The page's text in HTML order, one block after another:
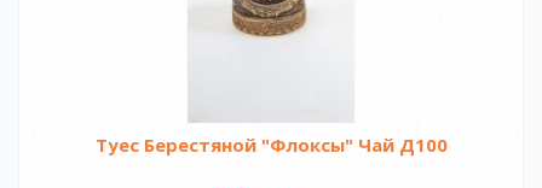
Туес Берестяной "Флоксы" Чай Д100